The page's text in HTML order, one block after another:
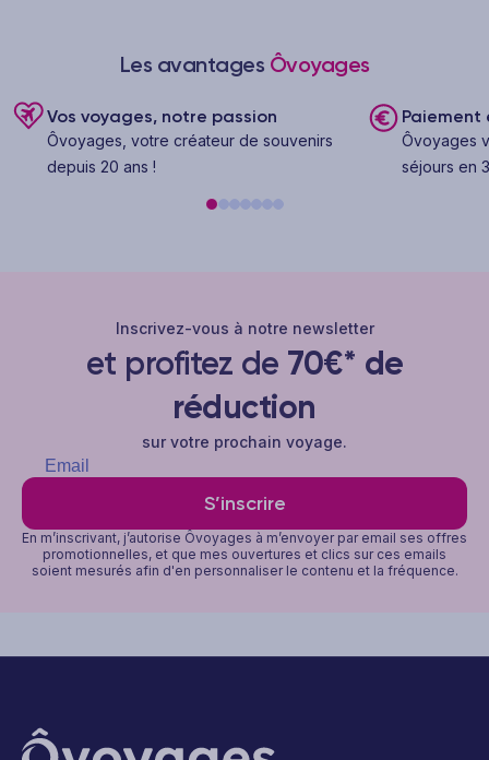
Les avantages Ôvoyages
Vos voyages, notre passion
Ôvoyages, votre créateur de souvenirs
depuis 20 ans !
Paiement
Ôvoyages
séjours en
Inscrivez-vous à notre newsletter
et profitez de 70€* de
réduction
sur votre prochain voyage.
S’inscrire
En m’inscrivant, j’autorise Ôvoyages à m’envoyer par email ses offres
promotionnelles, et que mes ouvertures et clics sur ces emails
soient mesurés afin d'en personnaliser le contenu et la fréquence.